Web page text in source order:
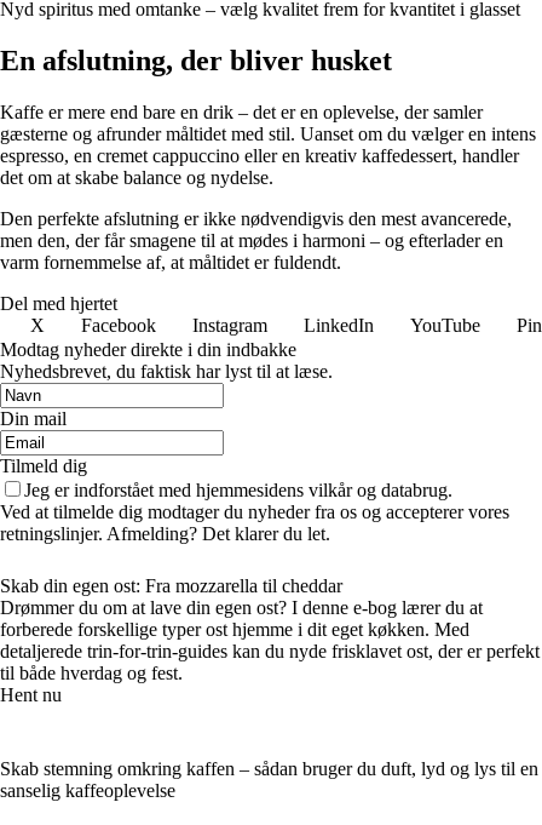
Nyd spiritus med omtanke – vælg kvalitet frem for kvantitet i glasset
En afslutning, der bliver husket
Kaffe er mere end bare en drik – det er en oplevelse, der samler
gæsterne og afrunder måltidet med stil. Uanset om du vælger en intens
espresso, en cremet cappuccino eller en kreativ kaffedessert, handler
det om at skabe balance og nydelse.
Den perfekte afslutning er ikke nødvendigvis den mest avancerede,
men den, der får smagene til at mødes i harmoni – og efterlader en
varm fornemmelse af, at måltidet er fuldendt.
Del med hjertet
X
Facebook Instagram LinkedIn YouTube
Modtag nyheder direkte i din indbakke
Nyhedsbrevet, du faktisk har lyst til at læse.
Din mail
Tilmeld dig
Jeg er indforstået med hjemmesidens vilkår og databrug.
Ved at tilmelde dig modtager du nyheder fra os og accepterer vores
retningslinjer. Afmelding? Det klarer du let.
Skab din egen ost: Fra mozzarella til cheddar
Drømmer du om at lave din egen ost? I denne e-bog lærer du at
forberede forskellige typer ost hjemme i dit eget køkken. Med
detaljerede trin-for-trin-guides kan du nyde frisklavet ost, der er perfekt
til både hverdag og fest.
Hent nu
Skab stemning omkring kaffen – sådan bruger du duft, lyd og lys til en
sanselig kaffeoplevelse